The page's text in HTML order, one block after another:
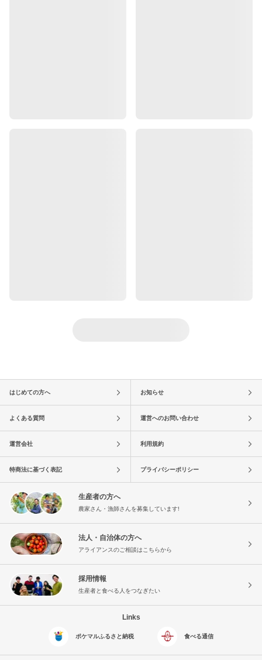
はじめての方へ お知らせ
よくある質問 運営へのお問い合わせ
運営会社 利用規約
特商法に基づく表記 プライバシーポリシー
生産者の方へ
農家さん・漁師さんを募集しています!
法人・自治体の方へ
アライアンスのご相談はこちらから
採用情報
生産者と食べる人をつなぎたい
Links
ポケマルふるさと納税 食べる通信